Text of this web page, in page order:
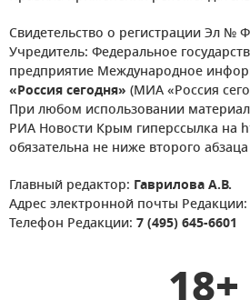
Свидетельство о регистрации Эл №
Учредитель: Федеральное
предприятие Международное
«Россия сегодня» (МИА «Россия
При любом использовании
РИА Новости Крым гиперссылка на
обязательна не ниже второго абзаца
Главный редактор: Гаврилова А.В.
Адрес электронной почты Редакции:
Телефон Редакции: 7 (495) 645-6601